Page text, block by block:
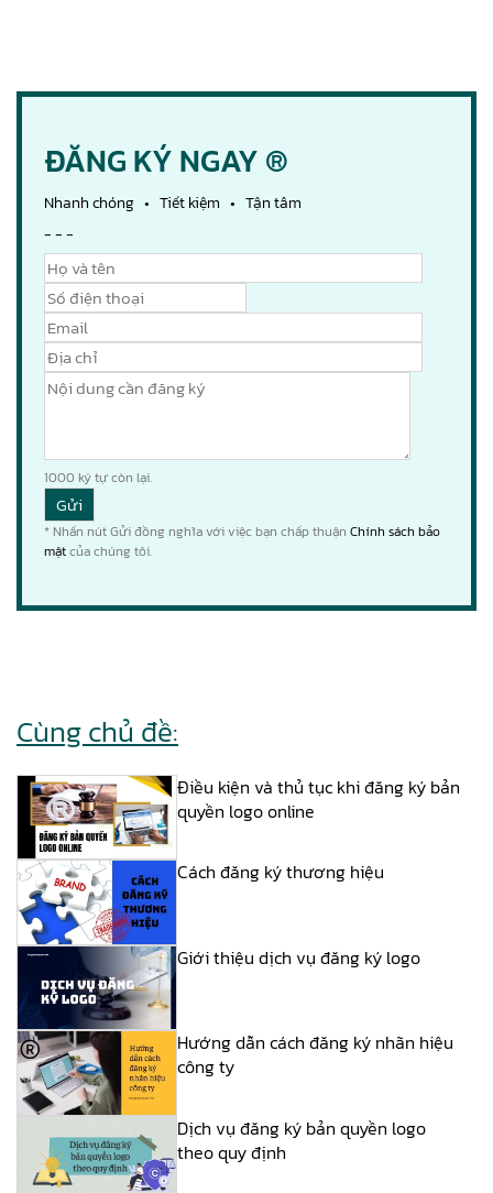
ĐĂNG KÝ NGAY ®
Nhanh chóng • Tiết kiệm • Tận tâm
- - -
1000 ký tự còn lại.
* Nhấn nút Gửi đồng nghĩa với việc bạn chấp thuận Chính sách bảo
mậtcủa chúng tôi.
Cùng chủ đề:
Điều kiện và thủ tục khi đăng ký bản
quyền logo online
Cách đăng ký thương hiệu
Giới thiệu dịch vụ đăng ký logo
Hướng dẫn cách đăng ký nhãn hiệu
công ty
Dịch vụ đăng ký bản quyền logo
theo quy định